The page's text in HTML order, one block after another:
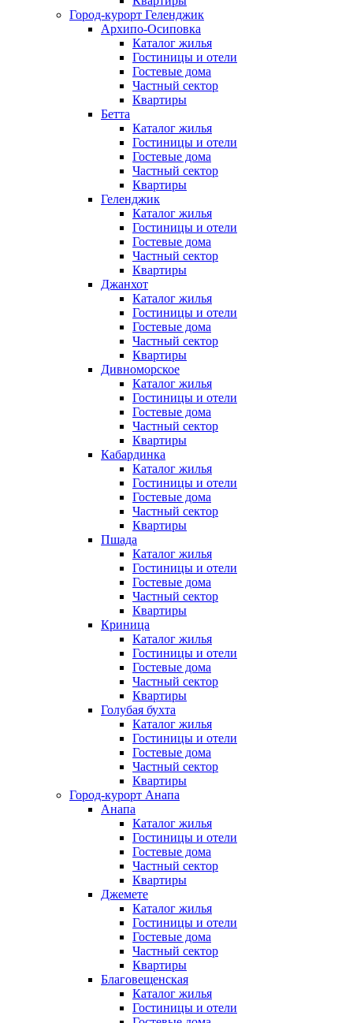
Город-курорт Геленджик
Архипо-Осиповка
Каталог жилья
Гостиницы и отели
Гостевые дома
Частный сектор
Квартиры
Бетта
Каталог жилья
Гостиницы и отели
Гостевые дома
Частный сектор
Квартиры
Геленджик
Каталог жилья
Гостиницы и отели
Гостевые дома
Частный сектор
Квартиры
Джанхот
Каталог жилья
Гостиницы и отели
Гостевые дома
Частный сектор
Квартиры
Дивноморское
Каталог жилья
Гостиницы и отели
Гостевые дома
Частный сектор
Квартиры
Кабардинка
Каталог жилья
Гостиницы и отели
Гостевые дома
Частный сектор
Квартиры
Пшада
Каталог жилья
Гостиницы и отели
Гостевые дома
Частный сектор
Квартиры
Криница
Каталог жилья
Гостиницы и отели
Гостевые дома
Частный сектор
Квартиры
Голубая бухта
Каталог жилья
Гостиницы и отели
Гостевые дома
Частный сектор
Квартиры
Город-курорт Анапа
Анапа
Каталог жилья
Гостиницы и отели
Гостевые дома
Частный сектор
Квартиры
Джемете
Каталог жилья
Гостиницы и отели
Гостевые дома
Частный сектор
Квартиры
Благовещенская
Каталог жилья
Гостиницы и отели